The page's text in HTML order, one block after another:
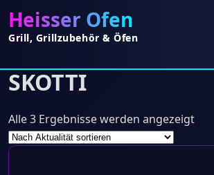
Heisser Ofen
Grill, Grillzubehör & Öfen
SKOTTI
Alle 3 Ergebnisse werden angezeigtNach